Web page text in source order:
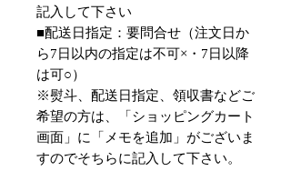
記入して下さい
■配送日指定：要問合せ（注文日か
ら7日以内の指定は不可×・7日以降
は可○）
※熨斗、配送日指定、領収書などご
希望の方は、「ショッピングカート
画面」に「メモを追加」がございま
すのでそちらに記入して下さい。